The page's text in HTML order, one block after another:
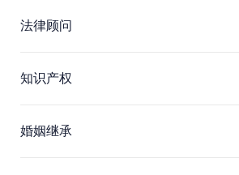
法律顾问
知识产权
婚姻继承